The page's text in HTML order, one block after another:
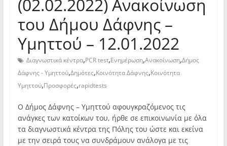
(02.02.2022) Ανακοίνωση
του Δήμου Δάφνης –
Υμηττού – 12.01.2022
Διαγνωστικά κέντρα,PCR test,Ενημέρωση,Ανακοίνωση,Δήμος
Δάφνης - Υμηττού,Δημότες,Κοινότητα Δάφνης,Κοινότητα
Υμηττού,Προσφορές,rapidtests
Ο Δήμος Δάφνης – Υμηττού αφουγκραζόμενος τις
ανάγκες των κατοίκων του, ήρθε σε επικοινωνία με όλα
τα διαγνωστικά κέντρα της Πόλης του ώστε και εκείνα
με την σειρά τους να συνδράμουν ανάλογα με τις